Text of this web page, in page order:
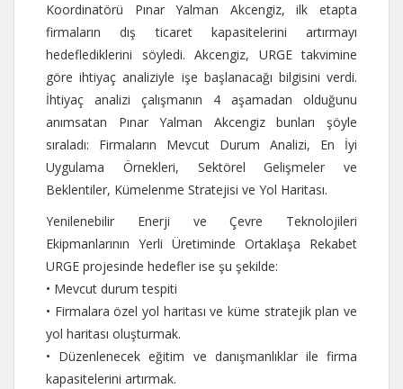
Koordinatörü Pınar Yalman Akcengiz, ilk etapta
firmaların dış ticaret kapasitelerini artırmayı
hedeflediklerini söyledi. Akcengiz, URGE takvimine
göre ihtiyaç analiziyle işe başlanacağı bilgisini verdi.
İhtiyaç analizi çalışmanın 4 aşamadan olduğunu
anımsatan Pınar Yalman Akcengiz bunları şöyle
sıraladı: Firmaların Mevcut Durum Analizi, En İyi
Uygulama Örnekleri, Sektörel Gelişmeler ve
Beklentiler, Kümelenme Stratejisi ve Yol Haritası.
Yenilenebilir Enerji ve Çevre Teknolojileri
Ekipmanlarının Yerli Üretiminde Ortaklaşa Rekabet
URGE projesinde hedefler ise şu şekilde:
• Mevcut durum tespiti
• Firmalara özel yol haritası ve küme stratejik plan ve
yol haritası oluşturmak.
• Düzenlenecek eğitim ve danışmanlıklar ile firma
kapasitelerini artırmak.